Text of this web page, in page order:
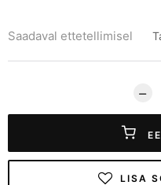
Saadaval ettetellimisel
LISA